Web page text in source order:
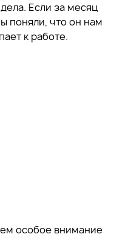
Если за месяц
поняли, что он нам
к работе.
особое внимание